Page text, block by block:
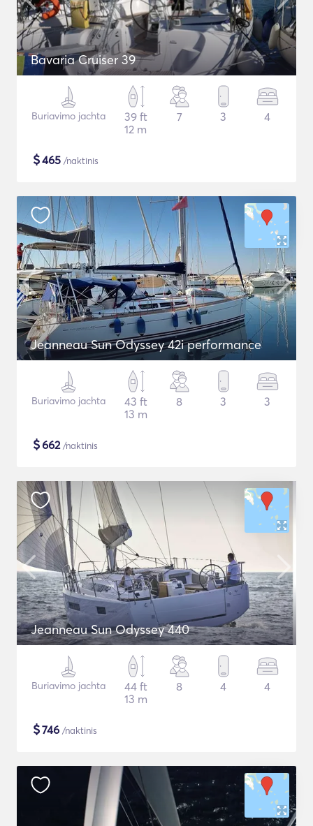
Bavaria Cruiser 39
Buriavimo jachta
39 ft
12 m
7 3 4
$465 /naktinis
Jeanneau Sun Odyssey 42i performance
Buriavimo jachta
43 ft
13 m
8 3 3
$662/naktinis
Jeanneau Sun Odyssey 440
Buriavimo jachta
44 ft
13 m
8 4 4
$746 /naktinis